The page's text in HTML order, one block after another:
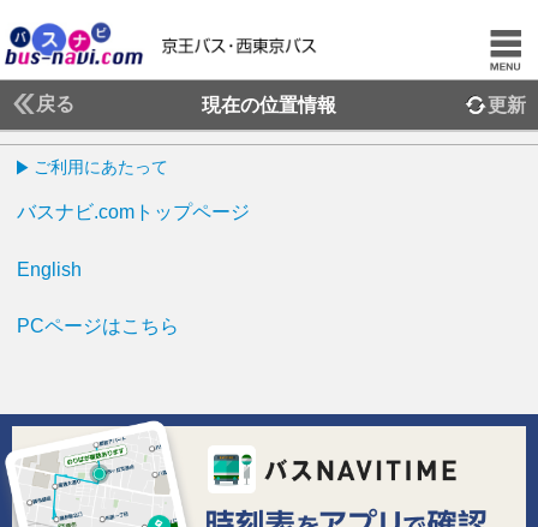
戻る 現在の位置情報 更新
ご利用にあたって
バスナビ.comトップページ
English
PCページはこちら